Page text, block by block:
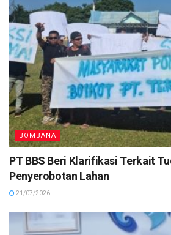
BOMBANA
PT BBS Beri Klarifikasi Terkait
Penyerobotan Lahan
21/07/2026